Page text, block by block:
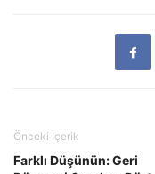
Önceki İçerik
Farklı Düşünün: Geri